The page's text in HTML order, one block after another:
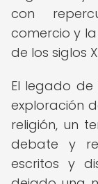
con
comercio y
de los siglos
El legado de
exploración
religión, un
debate y
escritos y